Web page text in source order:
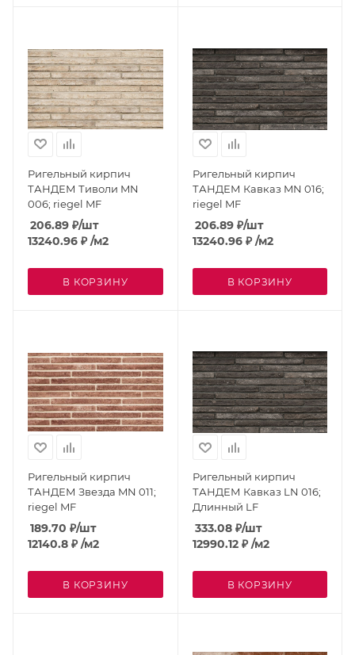
Ригельный кирпич
ТАНДЕМ Тиволи MN
006; riegel MF
206.89 ₽/шт
13240.96 ₽ /м2
В КОРЗИНУ
Ригельный кирпич
ТАНДЕМ Кавказ MN 016;
riegel MF
206.89₽/шт
13240.96 ₽ /м2
В КОРЗИНУ
Ригельный кирпич
ТАНДЕМ Звезда MN 011;
riegel MF
189.70 ₽/шт
12140.8 ₽ /м2
В КОРЗИНУ
Ригельный кирпич
ТАНДЕМ Кавказ LN 016;
Длинный LF
333.08₽/шт
12990.12 ₽ /м2
В КОРЗИНУ